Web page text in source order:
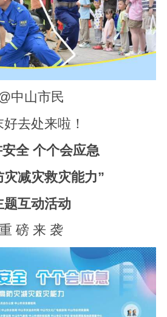
中山市民
好去处来啦！
安全 个个会应急
灾减灾救灾能力”
题互动活动
磅 来 袭